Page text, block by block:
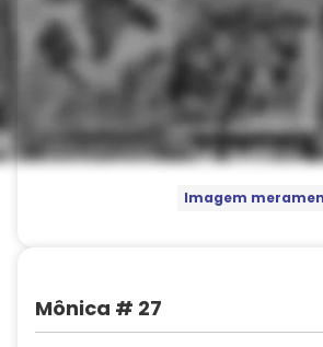
Imagem
Mônica # 27